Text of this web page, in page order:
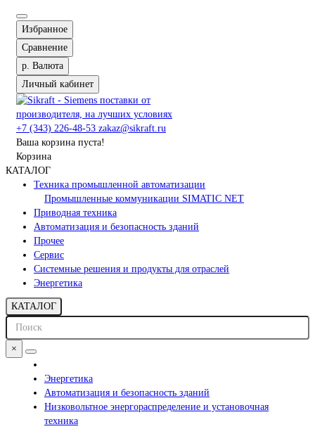
Избранное
Сравнение
р. Валюта
Личный кабинет
+7 (343) 226-48-53 zakaz@sikraft.ru
Ваша корзина пуста!
Корзина
КАТАЛОГ
Техника промышленной автоматизации
Промышленные коммуникации SIMATIC NET
Приводная техника
Автоматизация и безопасность зданий
Прочее
Сервис
Системные решения и продукты для отраслей
Энергетика
КАТАЛОГ
×
Энергетика
Автоматизация и безопасность зданий
Низковольтное энергораспределение и установочная
техника